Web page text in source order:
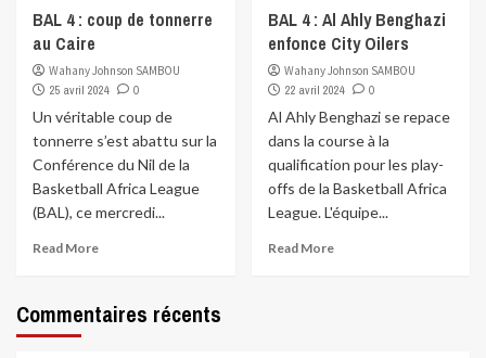
BAL 4 : coup de tonnerre
au Caire
Wahany Johnson SAMBOU
25 avril 2024
0
Un véritable coup de
tonnerre s’est abattu sur la
Conférence du Nil de la
Basketball Africa League
(BAL), ce mercredi...
Read More
BAL 4 : Al Ahly Benghazi
enfonce City Oilers
Wahany Johnson SAMBOU
22 avril 2024
0
Al Ahly Benghazi se repace
dans la course à la
qualification pour les play-
offs de la Basketball Africa
League. L'équipe...
Read More
Commentaires récents